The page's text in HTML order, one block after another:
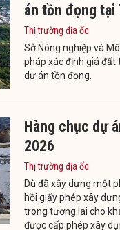
án tồn đọng tại
Thị trường địa ốc
Sở Nông nghiệp và
pháp xác định giá đất
dự án tồn đọng.
Hàng chục dự
2026
Thị trường địa ốc
Dù đã xây dựng một
hồi giấy phép xây
trong tương lai cho
được cấp phép xây